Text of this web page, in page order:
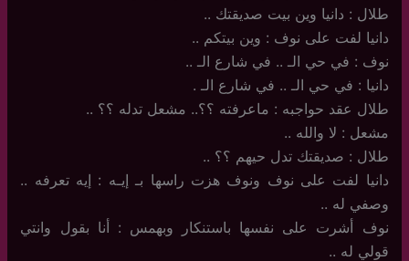
طلال : دانيا وين بيت صديقتك ..
دانيا لفت على نوف : وين بيتكم ..
نوف : في حي الـ .. في شارع الـ ..
دانيا : في حي الـ .. في شارع الـ .
طلال عقد حواجبه : ماعرفته ؟؟.. مشعل تدله ؟؟ ..
مشعل : لا والله ..
طلال : صديقتك تدل حيهم ؟؟ ..
دانيا لفت على نوف ونوف هزت راسها بـ إيـه : إيه تعرفه ..
وصفي له ..
نوف أشرت على نفسها باستنكار وبهمس : أنا بقول وانتي
قولي له ..